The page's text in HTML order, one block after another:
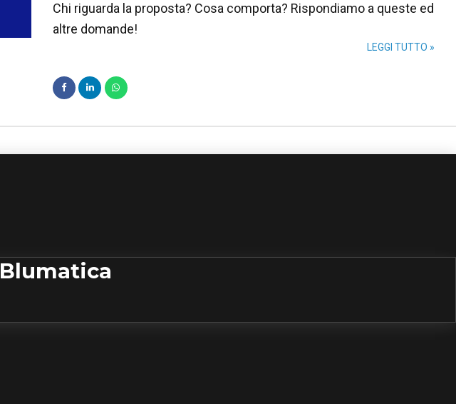
Chi riguarda la proposta? Cosa comporta? Rispondiamo a queste ed
altre domande!
LEGGI TUTTO »
Blumatica